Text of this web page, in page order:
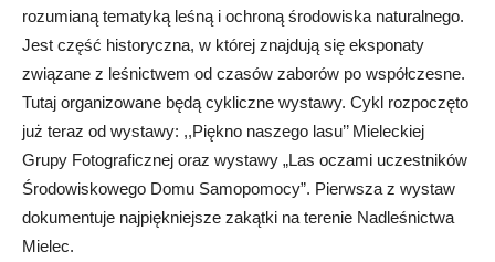
rozumianą tematyką leśną i ochroną środowiska naturalnego.
Jest część historyczna, w której znajdują się eksponaty
związane z leśnictwem od czasów zaborów po współczesne.
Tutaj organizowane będą cykliczne wystawy. Cykl rozpoczęto
już teraz od wystawy: ,,Piękno naszego lasu’’ Mieleckiej
Grupy Fotograficznej oraz wystawy „Las oczami uczestników
Środowiskowego Domu Samopomocy”. Pierwsza z wystaw
dokumentuje najpiękniejsze zakątki na terenie Nadleśnictwa
Mielec.